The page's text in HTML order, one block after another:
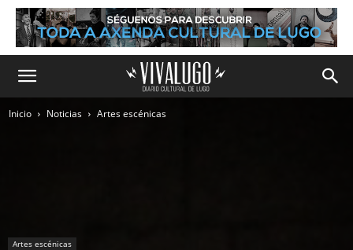
Inicio Noticias Artes escénicas
Artes escénicas